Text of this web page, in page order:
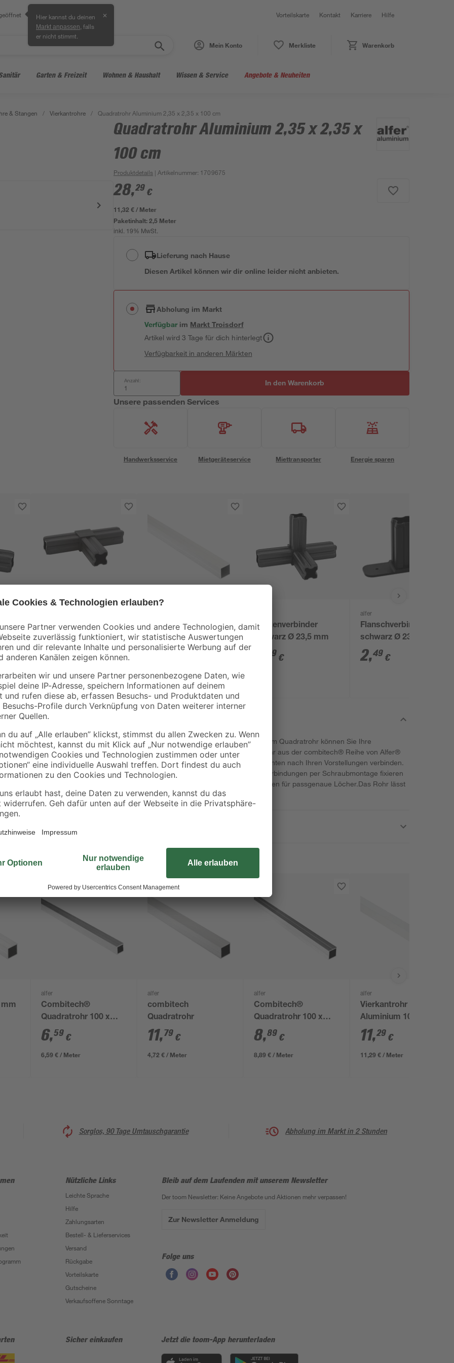
Hier kannst du deinen
Markt anpassen , falls
er nicht stimmt.
✕ Vorteilskarte Kontakt Karriere Hilfe
Mein Konto Merkliste Warenkorb
Garten & Freizeit Wohnen & Haushalt Wissen & Service Angebote & Neuheiten
& Stangen / Vierkantrohre / Quadratrohr Aluminium 2,35 x 2,35 x 100 cm
Quadratrohr Aluminium 2,35 x 2,35 x
100 cm
Produktdetails | Artikelnummer: 1709675
28,29 €
11,32 € / Meter
Paketinhalt:2,5 Meter
inkl. 19% MwSt.
Lieferung nach Hause
Diesen Artikel können wir dir online leider nicht anbieten.
Abholung im Markt
Verfügbar im MarktTroisdorf
Artikel wird 3 Tage für dich hinterlegt
Verfügbarkeit in anderen Märkten
Anzahl: In den Warenkorb
Unsere passenden Services
Handwerksservice Mietgeräteservice Miettransporter Energie sparen
T-Verbinder Ø 23,5
mm
2,49 €
uadratrohr
11,29
11,29 € / Meter
Knotenverbinder
schwarz Ø 23,5 mm
99 €
alfer
Flanschverbinder
schwarz Ø 23,5 mm
2,49 €
Ob es sich um Möbel oder Kunst handelt, mit dem Quadratrohr können Sie Ihre
Konstruktionspläne in die Tat umsetzen. Das Rohr aus der combitech® Reihe von Alfer®
lässt sich mit den passenden Verbindungselementen nach Ihren Vorstellungen verbinden.
Wenn Sie neben der Steckmontage ebenfalls Verbindungen per Schraubmontage fixieren
möchten, helfen Ihnen die Bohrrillen an den Seiten für passgenaue Löcher.Das Rohr lässt
sich mit dem entsprechenden Werkzeug kürzen.
mm
alfer
Combitech®
Quadratrohr 100 x
1,55 cm
6,59 €
6,59 € / Meter
alfer
combitech
Quadratrohr
11,79 €
4,72 € / Meter
alfer
Combitech®
Quadratrohr 100 x
1,95 cm
8,89 €
8,89 € / Meter
alfer
Vierkantrohr
Aluminium 100 x 2,5 x
2,5 cm
11,29 €
11,29 € / Meter
Sorglos, 90 Tage Umtauschgarantie Abholung im Markt in 2 Stunden
Nützliche Links
Leichte Sprache
Hilfe
Zahlungsarten
Bestell- & Lieferservices
Versand
Rückgabe
Vorteilskarte
Gutscheine
Verkaufsoffene Sonntage
Bleib auf dem Laufenden mit unserem Newsletter
Der toom Newsletter: Keine Angebote und Aktionen mehr verpassen!
Zur Newsletter Anmeldung
Folge uns
Sicher einkaufen Jetzt die toom-App herunterladen